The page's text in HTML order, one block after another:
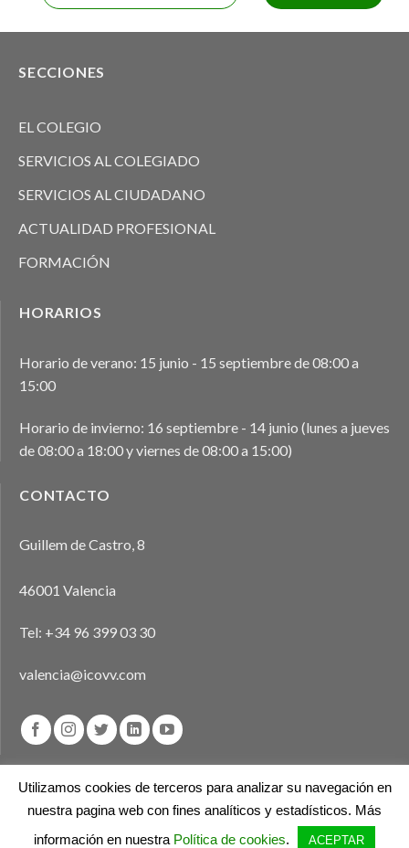
SECCIONES
EL COLEGIO
SERVICIOS AL COLEGIADO
SERVICIOS AL CIUDADANO
ACTUALIDAD PROFESIONAL
FORMACIÓN
HORARIOS
Horario de verano: 15 junio - 15 septiembre de 08:00 a
15:00
Horario de invierno: 16 septiembre - 14 junio (lunes a jueves
de 08:00 a 18:00 y viernes de 08:00 a 15:00)
CONTACTO
Guillem de Castro, 8
46001 Valencia
Tel: +34 96 399 03 30
valencia@icovv.com
Aviso legal Política de privacidad Política de cookies
Utilizamos cookies de terceros para analizar su navegación en
nuestra pagina web con fines analíticos y estadísticos. Más
información en nuestra Política de cookies. ACEPTAR